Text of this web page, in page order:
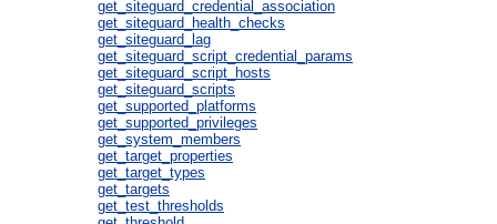
get_siteguard_credential_association
get_siteguard_health_checks
get_siteguard_lag
get_siteguard_script_credential_params
get_siteguard_script_hosts
get_siteguard_scripts
get_supported_platforms
get_supported_privileges
get_system_members
get_target_properties
get_target_types
get_targets
get_test_thresholds